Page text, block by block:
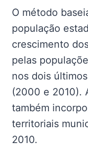
O método
população
crescimento
pelas
nos dois
(2000 e 2010).
também
territoriais
2010.